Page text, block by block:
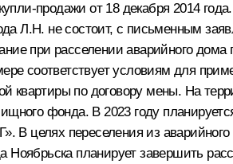
продажи от 18 декабря 2014
Л.Н. не состоит, с письменным
при расселении аварийного дома
соответствует условиям для
квартиры по договору мены. На
фонда. В 2023 году
В целях переселения из
планирует завершить